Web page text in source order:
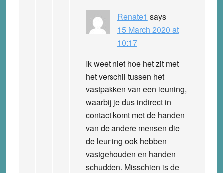
Renate1 says
15 March 2020 at
10:17
Ik weet niet hoe het zit met
het verschil tussen het
vastpakken van een leuning,
waarbij je dus indirect in
contact komt met de handen
van de andere mensen die
de leuning ook hebben
vastgehouden en handen
schudden. Misschien is de